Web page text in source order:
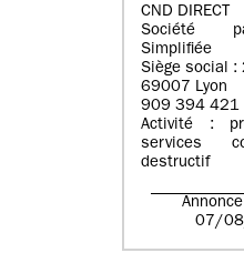
CND DIRECT
Société
Simplifiée
Siège social :
69007 Lyon
909 394 421
Activité :
services
destructif
07/